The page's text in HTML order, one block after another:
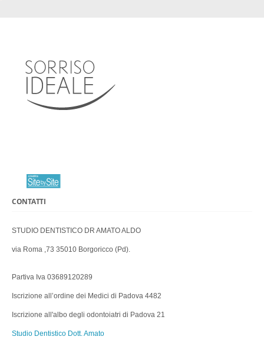
CONTATTI
STUDIO DENTISTICO DR AMATO ALDO
via Roma ,73 35010 Borgoricco (Pd).
Partiva Iva 03689120289
Iscrizione all’ordine dei Medici di Padova 4482
Iscrizione all'albo degli odontoiatri di Padova 21
Studio Dentistico Dott. Amato